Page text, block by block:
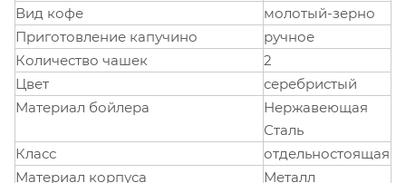
Вид кофе
молотый-зерно
Приготовление капучино
ручное
Количество чашек
2
Цвет
серебристый
Материал бойлера
Нержавеющая
Сталь
Класс
отдельностоящая
Материал корпуса
Металл